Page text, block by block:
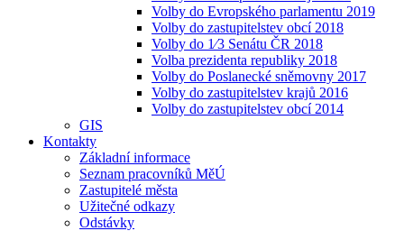
Volby do Evropského parlamentu 2019
Volby do zastupitelstev obcí 2018
Volby do 1⁄3 Senátu ČR 2018
Volba prezidenta republiky 2018
Volby do Poslanecké sněmovny 2017
Volby do zastupitelstev krajů 2016
Volby do zastupitelstev obcí 2014
GIS
Kontakty
Základní informace
Seznam pracovníků MěÚ
Zastupitelé města
Užitečné odkazy
Odstávky